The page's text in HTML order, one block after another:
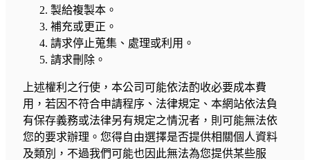
製給複製本。
補充或更正。
請求停止蒐集、處理或利用。
請求刪除。
上述權利之行使，本公司可能依法酌收必要成本費
用，若因不符合申請程序、法律規定、本網站依法負
有保存義務或法律另有規定之情況者，則可能無法依
您的要求辦理。您得自由選擇是否提供相關個人資料
及類別，不過我們可能也因此無法為您提供某些服